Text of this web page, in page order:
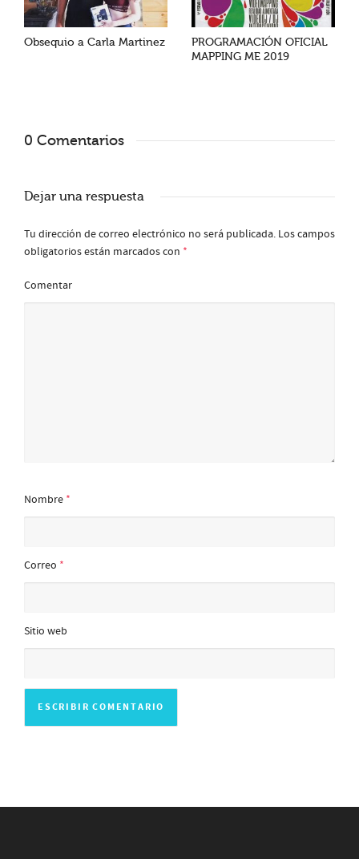
Obsequio a Carla Martinez
PROGRAMACIÓN OFICIAL
MAPPING ME 2019
0 Comentarios
Dejar una respuesta
Tu dirección de correo electrónico no será publicada. Los campos
obligatorios están marcados con *
Comentar
Nombre *
Correo *
Sitio web